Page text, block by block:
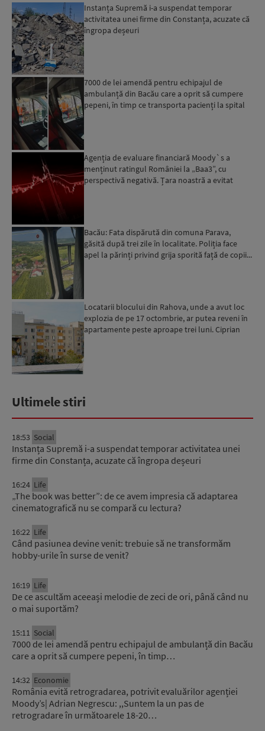
Instanța Supremă i-a suspendat temporar
activitatea unei firme din Constanța, acuzate că
îngropa deșeuri
7000 de lei amendă pentru echipajul de
ambulanță din Bacău care a oprit să cumpere
pepeni, în timp ce transporta pacienți la spital
Agenția de evaluare financiară Moody`s a
menținut ratingul României la „Baa3”, cu
perspectivă negativă. Țara noastră a evitat
Bacău: Fata dispărută din comuna Parava,
găsită după trei zile în localitate. Poliția face
apel la părinți privind grija sporită față de copii...
Locatarii blocului din Rahova, unde a avut loc
explozia de pe 17 octombrie, ar putea reveni în
apartamente peste aproape trei luni. Ciprian
Ultimele stiri
18:53 Social
Instanța Supremă i-a suspendat temporar activitatea unei
firme din Constanța, acuzate că îngropa deșeuri
16:24 Life
„The book was better”: de ce avem impresia că adaptarea
cinematografică nu se compară cu lectura?
16:22 Life
Când pasiunea devine venit: trebuie să ne transformăm
hobby-urile în surse de venit?
16:19 Life
De ce ascultăm aceeași melodie de zeci de ori, până când nu
o mai suportăm?
15:11 Social
7000 de lei amendă pentru echipajul de ambulanță din Bacău
care a oprit să cumpere pepeni, în timp…
14:32 Economie
România evită retrogradarea, potrivit evaluărilor agenției
Moody’s| Adrian Negrescu: ,,Suntem la un pas de
retrogradare în următoarele 18-20…